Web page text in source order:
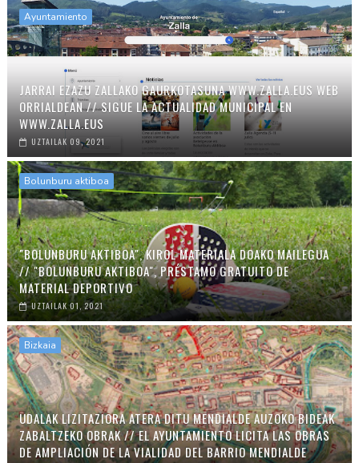
Ayuntamiento
JARRAI EZAZU ZALLAKO GAURKOTASUNA WWW.ZALLA.EUS WEB
ORRIALDEAN // SIGUE LA ACTUALIDAD MUNICIPAL EN
WWW.ZALLA.EUS
UZTAILAK 09, 2021
Bolunburu aktiboa
"BOLUNBURU AKTIBOA", KIROL MATERIALA DOAKO MAILEGUA
// "BOLUNBURU AKTIBOA", PRÉSTAMO GRATUITO DE
MATERIAL DEPORTIVO
UZTAILAK 01, 2021
Bizkaia
UDALAK LIZITAZIORA ATERA DITU MENDIALDE AUZOKO BIDEAK
ZABALTZEKO OBRAK // EL AYUNTAMIENTO LICITA LAS OBRAS
DE AMPLIACIÓN DE LA VIALIDAD DEL BARRIO MENDIALDE